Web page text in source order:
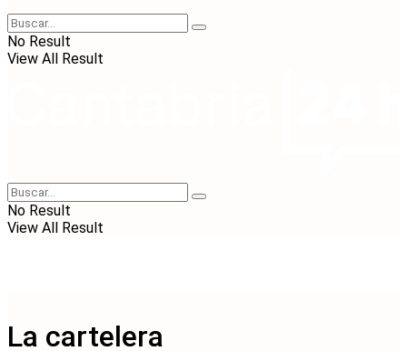
No Result
View All Result
No Result
View All Result
La cartelera